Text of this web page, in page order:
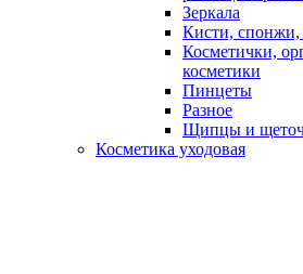
Зеркала
Кисти, спонжи,
Косметички,
косметики
Пинцеты
Разное
Щипцы и
Косметика уходовая